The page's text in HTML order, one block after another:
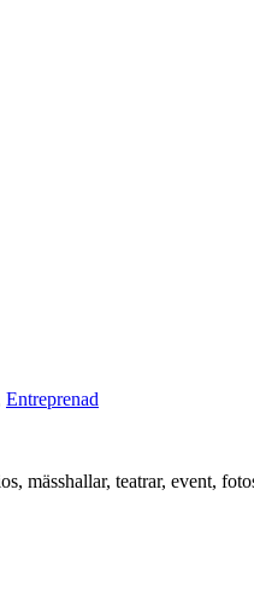
Entreprenad
mässhallar, teatrar, event,